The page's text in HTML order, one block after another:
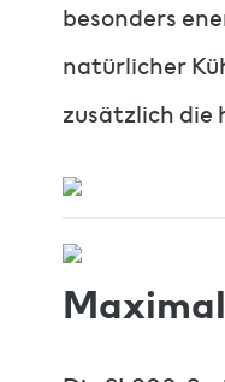
besonders
natürlicher
zusätzlich die